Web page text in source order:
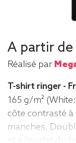
A partir de
Réalisé par
T-shirt ringer -
165 g/m²
côte contrasté
manches,
et à l'ourlet du